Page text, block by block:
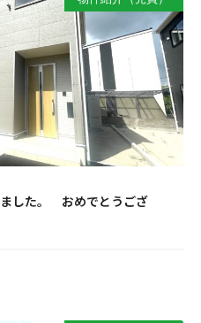
した。 おめでとうござ